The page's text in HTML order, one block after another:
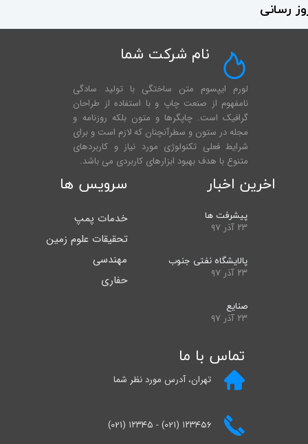
رسانی
لورم ایپسوم متن ساختگی با تولید سادگی
نامفهوم از صنعت چاپ و با استفاده از طراحان
گرافیک است. چاپگرها و متون بلکه روزنامه و
مجله در ستون و سطرآنچنان که لازم است و برای
شرایط فعلی تکنولوژی مورد نیاز و کاربردهای
متنوع با هدف بهبود ابزارهای کاربردی می باشد.
نام شرکت شما
پیشرفت ها
۲۳ آذر ۹۷
پالایشگاه نفتی جنوب
۲۳ آذر ۹۷
صنایع
۲۳ آذر ۹۷
اخرین اخبار سرویس ها
خدمات پمپ
تحقیقات علوم زمین
مهندسی
حفاری
تماس با ما
تهران، آدرس مورد نظر شما
(021) ۱۲۳۴۵ - (021) ۱۲۳۴۵۶